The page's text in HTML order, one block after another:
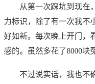
从第一次踩坑到现在
力标识，除了有一次我不
好如新。每次晚上开门，
感的。虽然多花了8000块
不过说实话，我也不